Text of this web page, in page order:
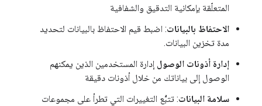
المتعلّقة بإمكانية التدقيق والشفافية
الاحتفاظ بالبيانات: اضبط قيم الاحتفاظ بالبيانات لتحديد
مدة تخزين البيانات.
إدارة أذونات الوصول إدارة المستخدمين الذين يمكنهم
الوصول إلى بياناتك من خلال أذونات دقيقة
سلامة البيانات: تتبُّع التغييرات التي تطرأ على مجموعات